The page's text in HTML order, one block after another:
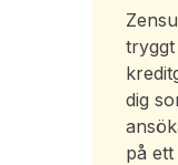
dig
på